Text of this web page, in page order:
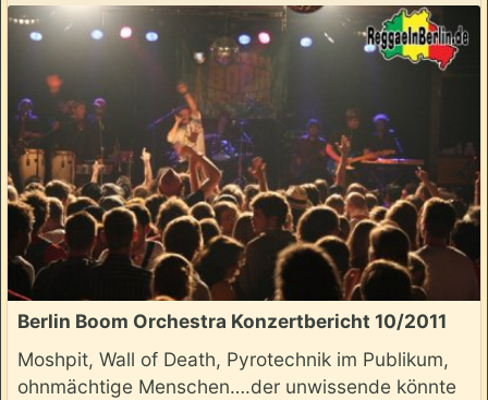
Berlin Boom Orchestra Konzertbericht 10/2011
Moshpit, Wall of Death, Pyrotechnik im Publikum,
ohnmächtige Menschen….der unwissende könnte